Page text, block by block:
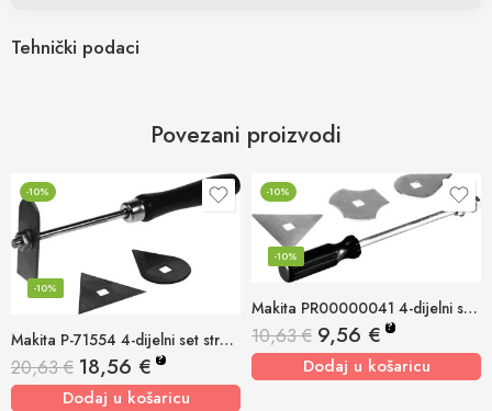
Tehnički podaci
Povezani proizvodi
-10%
Makita P-71554 4-dijelni set strugača HG5012, HG551, HG651
-10%
20,63€ 18,56 € ?
Dodaj u košaricu
-10%
Makita PR00000041 4-dijelni set strugača
-10%
10,63€ 9,56 € ?
Dodaj u košaricu